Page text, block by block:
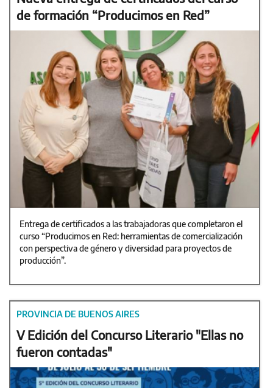
de formación “Producimos en Red”
Entrega de certificados a las trabajadoras que completaron el
curso “Producimos en Red: herramientas de comercialización
con perspectiva de género y diversidad para proyectos de
producción”.
PROVINCIA DE BUENOS AIRES
V Edición del Concurso Literario "Ellas no
fueron contadas"